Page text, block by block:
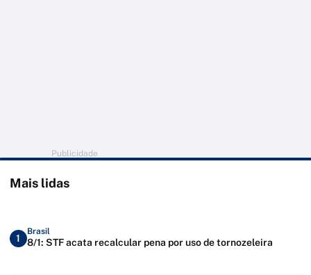
Publicidade
Mais lidas
1
Brasil
8/1: STF acata recalcular pena por uso de tornozeleira